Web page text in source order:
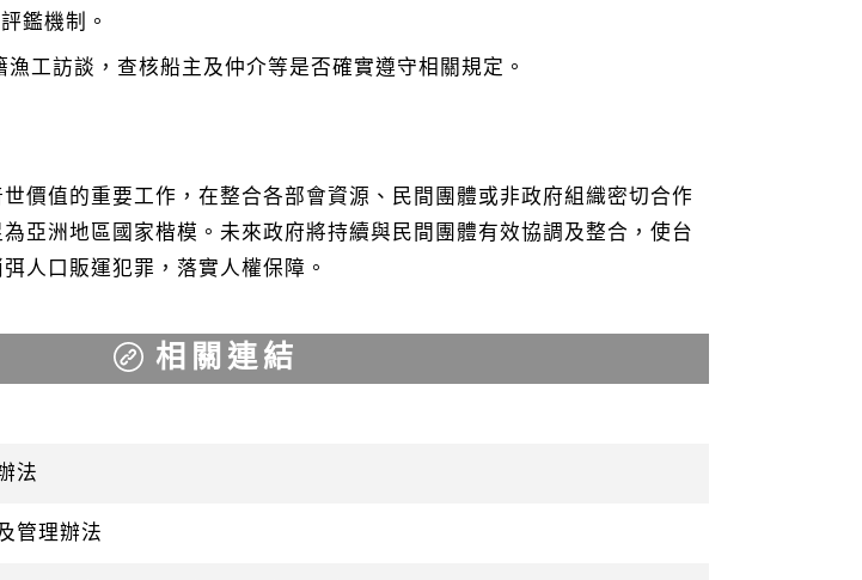
鑑機制。
工訪談，查核船主及仲介等是否確實遵守相關規定。
價值的重要工作，在整合各部會資源、民間團體或非政府組織密切合作
亞洲地區國家楷模。未來政府將持續與民間團體有效協調及整合，使台
人口販運犯罪，落實人權保障。
相關連結
法
管理辦法